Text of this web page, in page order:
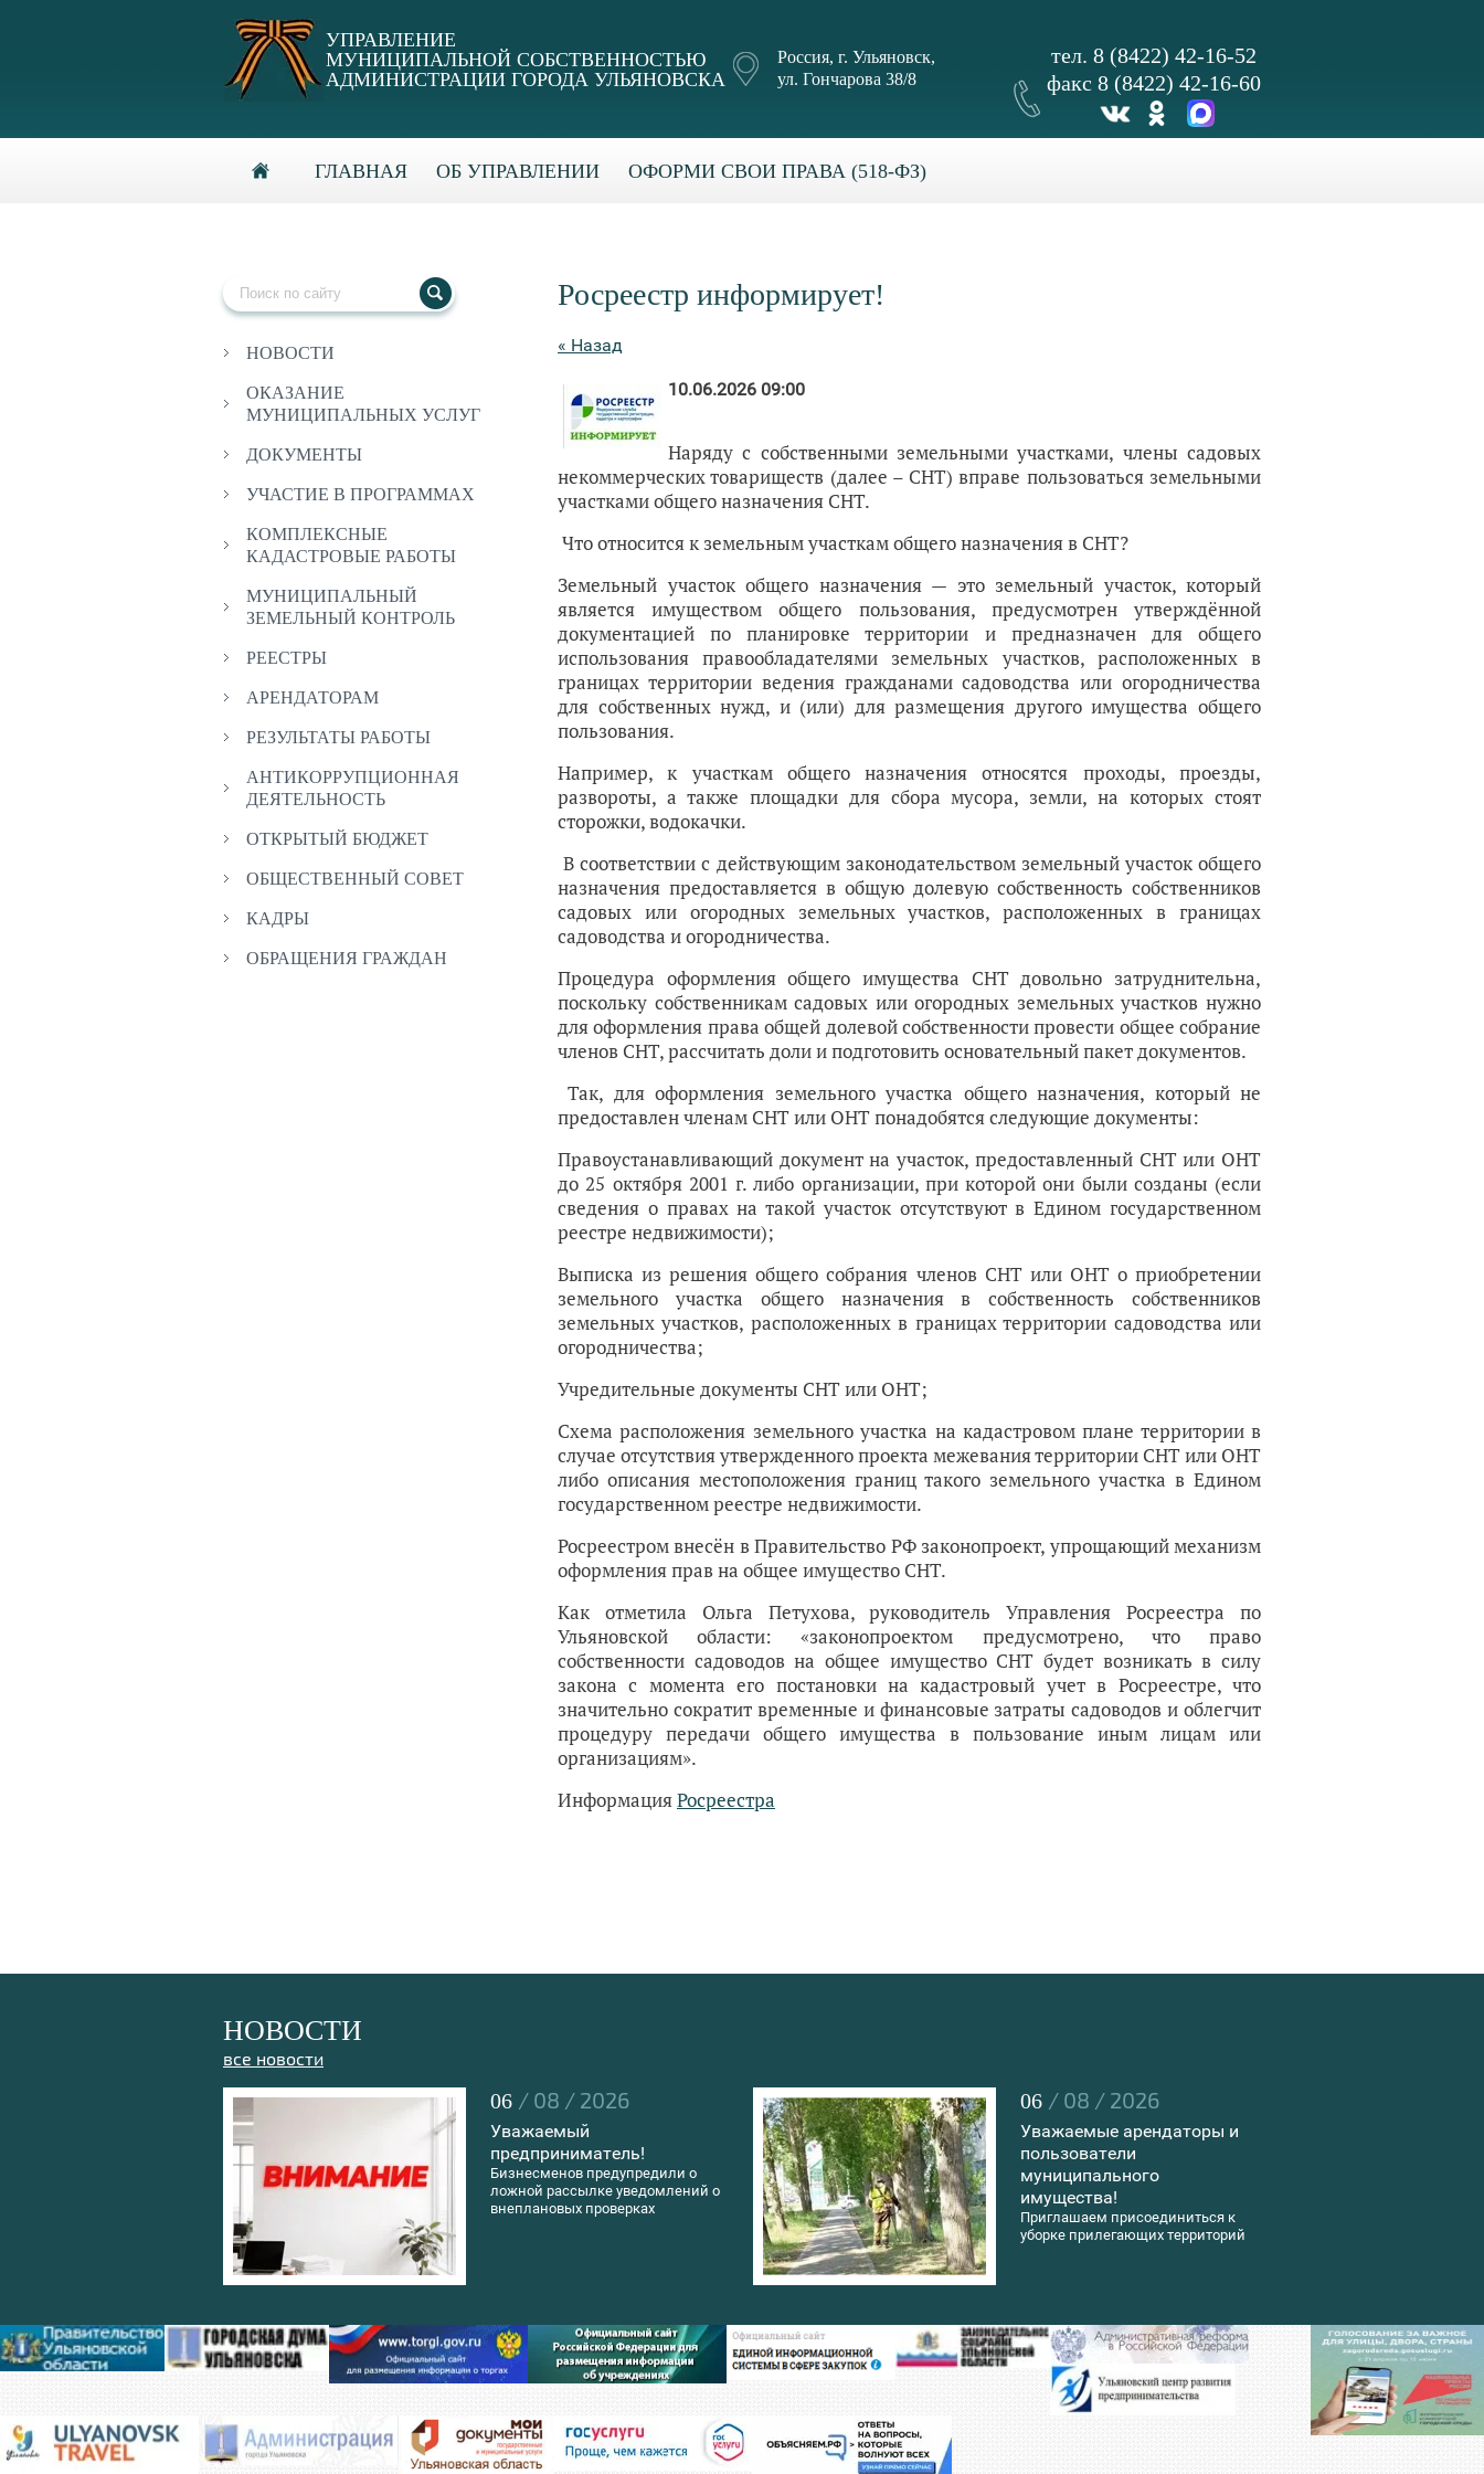
УПРАВЛЕНИЕ
МУНИЦИПАЛЬНОЙ СОБСТВЕННОСТЬЮ
АДМИНИСТРАЦИИ ГОРОДА УЛЬЯНОВСКА
тел. 8 (8422) 42-16-52
факс 8 (8422) 42-16-60
Россия, г. Ульяновск,
ул. Гончарова 38/8
ГЛАВНАЯ ОБ УПРАВЛЕНИИ ОФОРМИ СВОИ ПРАВА (518-ФЗ)
НОВОСТИ
ОКАЗАНИЕ
МУНИЦИПАЛЬНЫХ УСЛУГ
ДОКУМЕНТЫ
УЧАСТИЕ В ПРОГРАММАХ
КОМПЛЕКСНЫЕ
КАДАСТРОВЫЕ РАБОТЫ
МУНИЦИПАЛЬНЫЙ
ЗЕМЕЛЬНЫЙ КОНТРОЛЬ
РЕЕСТРЫ
АРЕНДАТОРАМ
РЕЗУЛЬТАТЫ РАБОТЫ
АНТИКОРРУПЦИОННАЯ
ДЕЯТЕЛЬНОСТЬ
ОТКРЫТЫЙ БЮДЖЕТ
ОБЩЕСТВЕННЫЙ СОВЕТ
КАДРЫ
ОБРАЩЕНИЯ ГРАЖДАН
Росреестр информирует!
« Назад
10.06.2026 09:00
Наряду с собственными земельными участками, члены садовых
некоммерческих товариществ (далее – СНТ) вправе пользоваться земельными
участками общего назначения СНТ.
Что относится к земельным участкам общего назначения в СНТ?
Земельный участок общего назначения — это земельный участок, который
является имуществом общего пользования, предусмотрен утверждённой
документацией по планировке территории и предназначен для общего
использования правообладателями земельных участков, расположенных в
границах территории ведения гражданами садоводства или огородничества
для собственных нужд, и (или) для размещения другого имущества общего
пользования.
Например, к участкам общего назначения относятся проходы, проезды,
развороты, а также площадки для сбора мусора, земли, на которых стоят
сторожки, водокачки.
В соответствии с действующим законодательством земельный участок общего
назначения предоставляется в общую долевую собственность собственников
садовых или огородных земельных участков, расположенных в границах
садоводства и огородничества.
Процедура оформления общего имущества СНТ довольно затруднительна,
поскольку собственникам садовых или огородных земельных участков нужно
для оформления права общей долевой собственности провести общее собрание
членов СНТ, рассчитать доли и подготовить основательный пакет документов.
Так, для оформления земельного участка общего назначения, который не
предоставлен членам СНТ или ОНТ понадобятся следующие документы:
Правоустанавливающий документ на участок, предоставленный СНТ или ОНТ
до 25 октября 2001 г. либо организации, при которой они были созданы (если
сведения о правах на такой участок отсутствуют в Едином государственном
реестре недвижимости);
Выписка из решения общего собрания членов СНТ или ОНТ о приобретении
земельного участка общего назначения в собственность собственников
земельных участков, расположенных в границах территории садоводства или
огородничества;
Учредительные документы СНТ или ОНТ;
Схема расположения земельного участка на кадастровом плане территории в
случае отсутствия утвержденного проекта межевания территории СНТ или ОНТ
либо описания местоположения границ такого земельного участка в Едином
государственном реестре недвижимости.
Росреестром внесён в Правительство РФ законопроект, упрощающий механизм
оформления прав на общее имущество СНТ.
Как отметила Ольга Петухова, руководитель Управления Росреестра по
Ульяновской области: «законопроектом предусмотрено, что право
собственности садоводов на общее имущество СНТ будет возникать в силу
закона с момента его постановки на кадастровый учет в Росреестре, что
значительно сократит временные и финансовые затраты садоводов и облегчит
процедуру передачи общего имущества в пользование иным лицам или
организациям».
ИнформацияРосреестра
НОВОСТИ
все новости
06 / 08 / 2026
Уважаемый
предприниматель!
Бизнесменов предупредили о
ложной рассылке уведомлений о
внеплановых проверках
06 / 08 / 2026
Уважаемые арендаторы и
пользователи
муниципального
имущества!
Приглашаем присоединиться к
уборке прилегающих территорий